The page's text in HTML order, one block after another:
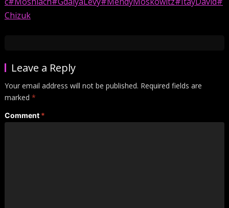
Chizuk
Leave a Reply
Your email address will not be published. Required fields are
marked *
Comment *